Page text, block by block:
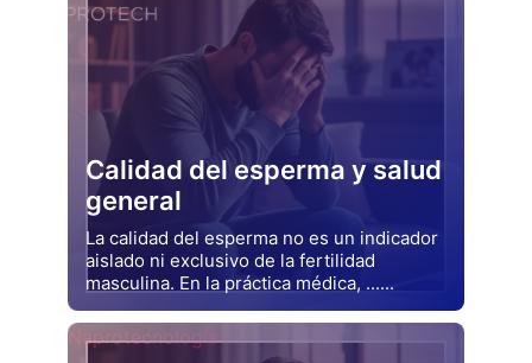
Calidad del esperma y salud
general
La calidad del esperma no es un indicador
aislado ni exclusivo de la fertilidad
masculina. En la práctica médica, ......
Drjluquerna
Naprotecnología